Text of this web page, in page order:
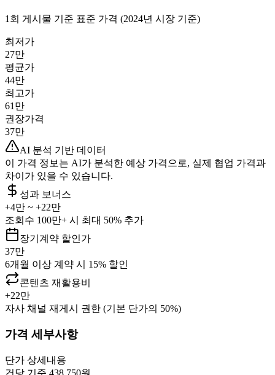
1회 게시물 기준 표준 가격 (2024년 시장 기준)
최저가
27만
평균가
44만
최고가
61만
권장가격
37만
AI 분석 기반 데이터
이 가격 정보는 AI가 분석한 예상 가격으로, 실제 협업 가격과
차이가 있을 수 있습니다.
성과 보너스
+4만 ~ +22만
조회수 100만+ 시 최대 50% 추가
장기계약 할인가
37만
6개월 이상 계약 시 15% 할인
콘텐츠 재활용비
+22만
자사 채널 재게시 권한 (기본 단가의 50%)
가격 세부사항
단가 상세내용